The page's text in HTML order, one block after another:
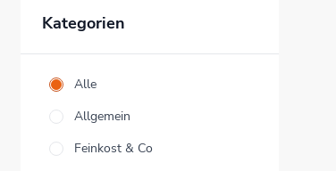
Kategorien
Alle
Allgemein
Feinkost & Co